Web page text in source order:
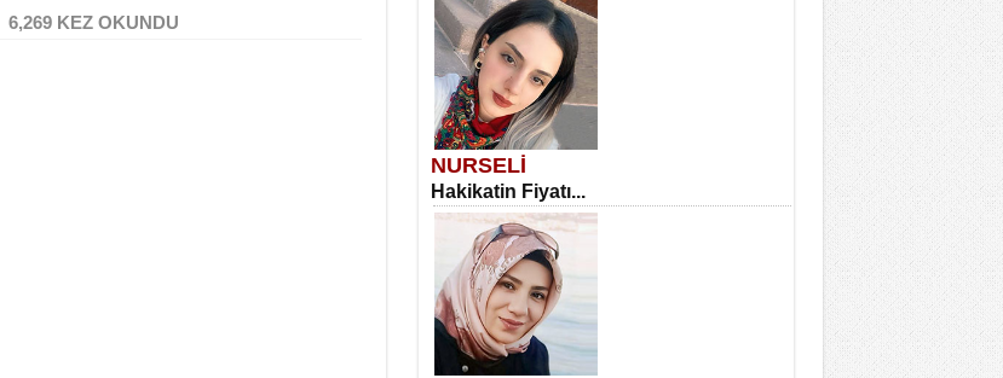
6,269 KEZ OKUNDU
NURSELİ
Hakikatin Fiyatı...